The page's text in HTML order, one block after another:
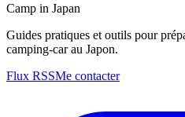
Camp in Japan
Guides pratiques et outils pour
camping-car au Japon.
Flux RSSMe contacter